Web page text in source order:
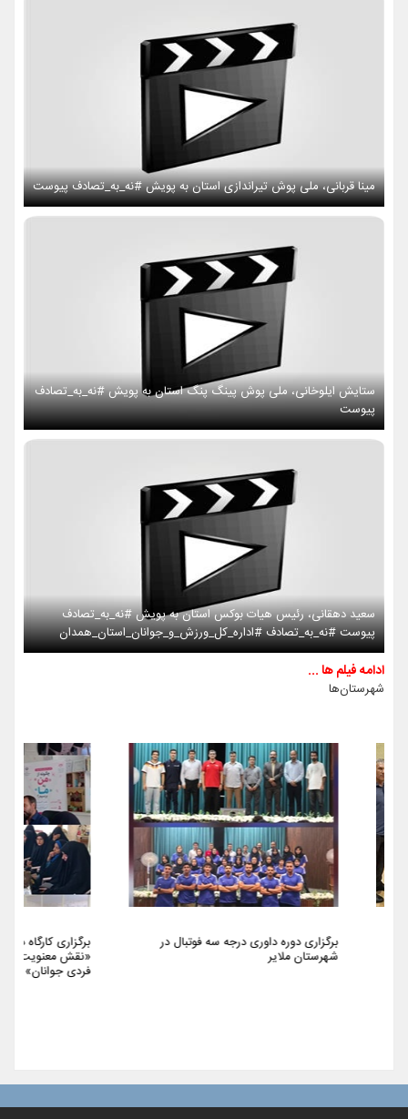
مینا قربانی، ملی پوش تیراندازی استان به پویش #نه_به_تصادف پیوست
ستایش ایلوخانی، ملی پوش پینگ پنگ استان به پویش #نه_به_تصادف
پیوست
سعید دهقانی، رئیس هیات بوکس استان به پویش #نه_به_تصادف
پیوست #نه_به_تصادف #اداره_کل_ورزش_و_جوانان_استان_همدان
ادامه فیلم ها ...
شهرستان‌ها
برگزاری دوره داوری درجه سه فوتبال در
شهرستان ملایر
برگزاری کارگاه
«نقش معنویت در کار
فردی جوانان» در شهرستان